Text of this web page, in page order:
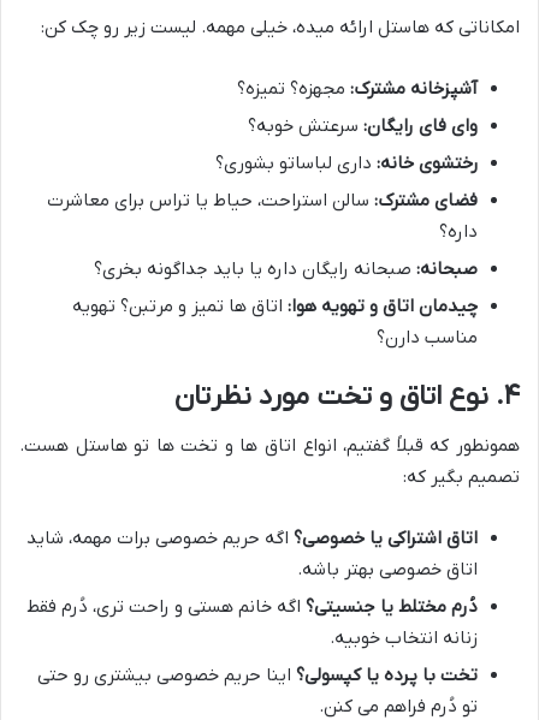
امکاناتی که هاستل ارائه میده، خیلی مهمه. لیست زیر رو چک کن:
آشپزخانه مشترک: مجهزه؟ تمیزه؟
وای فای رایگان: سرعتش خوبه؟
رختشوی خانه: داری لباساتو بشوری؟
فضای مشترک: سالن استراحت، حیاط یا تراس برای معاشرت
داره؟
صبحانه: صبحانه رایگان داره یا باید جداگونه بخری؟
چیدمان اتاق و تهویه هوا: اتاق ها تمیز و مرتبن؟ تهویه
مناسب دارن؟
۴. نوع اتاق و تخت مورد نظرتان
همونطور که قبلاً گفتیم، انواع اتاق ها و تخت ها تو هاستل هست.
تصمیم بگیر که:
اتاق اشتراکی یا خصوصی؟ اگه حریم خصوصی برات مهمه، شاید
اتاق خصوصی بهتر باشه.
دُرم مختلط یا جنسیتی؟ اگه خانم هستی و راحت تری، دُرم فقط
زنانه انتخاب خوبیه.
تخت با پرده یا کپسولی؟ اینا حریم خصوصی بیشتری رو حتی
تو دُرم فراهم می کنن.